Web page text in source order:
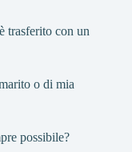
trasferito con un
o di mia
possibile?